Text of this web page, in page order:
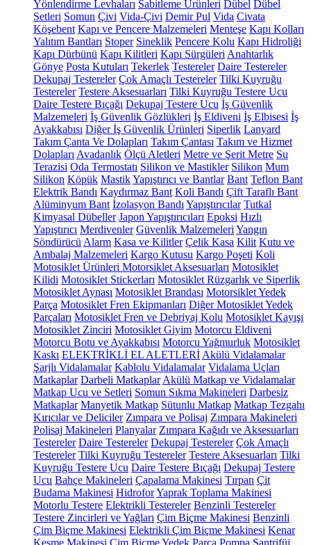
Yönlendirme Levhaları Sabitleme Ürünleri Dübel Dübel
Setleri Somun Çivi Vida-Çivi Demir Pul Vida Civata
Köşebent Kapı ve Pencere Malzemeleri Menteşe Kapı Kolları
Yalıtım Bantları Stoper Sineklik Pencere Kolu Kapı Hidroliği
Kapı Dürbünü Kapı Kilitleri Kapı Sürgüleri Anahtarlık
Gönye Posta Kutuları Tekerlek Testereler Daire Testereler
Dekupaj Testereler Çok Amaçlı Testereler Tilki Kuyruğu
Testereler Testere Aksesuarları Tilki Kuyruğu Testere Ucu
Daire Testere Bıçağı Dekupaj Testere Ucu İş Güvenlik
Malzemeleri İş Güvenlik Gözlükleri İş Eldiveni İş Elbisesi İş
Ayakkabısı Diğer İş Güvenlik Ürünleri Siperlik Lanyard
Takım Çanta Ve Dolapları Takım Çantası Takım ve Hizmet
Dolapları Avadanlık Ölçü Aletleri Metre ve Şerit Metre Su
Terazisi Oda Termostatı Silikon ve Mastikler Silikon Mum
Silikon Köpük MastikYapıştırıcı ve Bantlar Bant Teflon Bant
Elektrik Bandı Kaydırmaz Bant Koli Bandı Çift Taraflı Bant
Alüminyum Bant İzolasyon Bandı Yapıştırıcılar Tutkal
Kimyasal Dübeller Japon Yapıştırıcıları Epoksi Hızlı
Yapıştırıcı Merdivenler Güvenlik Malzemeleri Yangın
Söndürücü Alarm Kasa ve Kilitler Çelik Kasa Kilit Kutu ve
Ambalaj Malzemeleri Kargo Kutusu Kargo Poşeti Koli
Motosiklet Ürünleri Motorsiklet Aksesuarları Motosiklet
Kilidi Motosiklet Stickerları Motosiklet Rüzgarlık ve Siperlik
Motosiklet Aynası Motosiklet Brandası Motorsiklet Yedek
Parça Motosiklet Fren Ekipmanları Diğer Motosiklet Yedek
Parçaları Motosiklet Fren ve Debriyaj Kolu Motosiklet Kayışı
Motosiklet Zinciri Motosiklet Giyim Motorcu Eldiveni
Motorcu Botu ve Ayakkabısı Motorcu Yağmurluk Motosiklet
Kaskı ELEKTRİKLİ EL ALETLERİ Akülü Vidalamalar
Şarjlı Vidalamalar Kablolu Vidalamalar Vidalama Uçları
Matkaplar Darbeli Matkaplar Akülü Matkap ve Vidalamalar
Matkap Ucu ve Setleri Somun Sıkma Makineleri Darbesiz
Matkaplar Manyetik Matkap Sütunlu Matkap Matkap Tezgahı
Kırıcılar ve Deliciler Zımpara ve Polisaj Zımpara Makineleri
Polisaj Makineleri Planyalar Zımpara Kağıdı ve Aksesuarları
Testereler Daire Testereler Dekupaj Testereler Çok Amaçlı
Testereler Tilki Kuyruğu Testereler Testere Aksesuarları Tilki
Kuyruğu Testere Ucu Daire Testere Bıçağı Dekupaj Testere
Ucu Bahçe Makineleri Çapalama Makinesi Tırpan Çit
Budama Makinesi HidroforYaprak Toplama Makinesi
Motorlu Testere Elektrikli Testereler Benzinli Testereler
Testere Zincirleri ve Yağları Çim Biçme Makinesi Benzinli
Çim Biçme Makinesi Elektrikli Çim Biçme Makinesi Kenar
Kesme Makinesi Çim Biçme Yedek Parça Pompa Santrifüj